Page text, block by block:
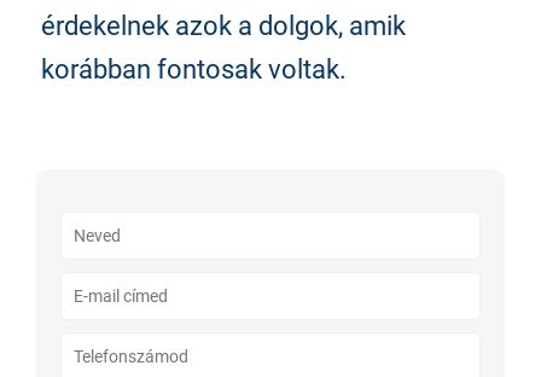
érdekelnek azok a dolgok, amik
korábban fontosak voltak.